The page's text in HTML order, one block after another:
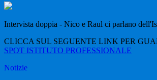
Intervista doppia - Nico e Raul ci parlano
CLICCA SUL SEGUENTE LINK PER
SPOT ISTITUTO PROFESSIONALE
Notizie